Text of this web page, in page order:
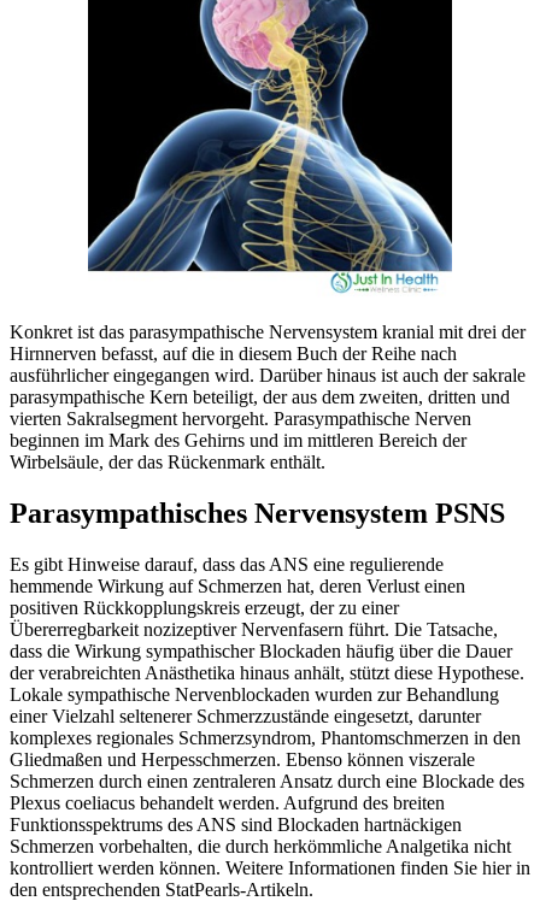
Konkret ist das parasympathische Nervensystem kranial mit drei der
Hirnnerven befasst, auf die in diesem Buch der Reihe nach
ausführlicher eingegangen wird. Darüber hinaus ist auch der sakrale
parasympathische Kern beteiligt, der aus dem zweiten, dritten und
vierten Sakralsegment hervorgeht. Parasympathische Nerven
beginnen im Mark des Gehirns und im mittleren Bereich der
Wirbelsäule, der das Rückenmark enthält.
Parasympathisches Nervensystem PSNS
Es gibt Hinweise darauf, dass das ANS eine regulierende
hemmende Wirkung auf Schmerzen hat, deren Verlust einen
positiven Rückkopplungskreis erzeugt, der zu einer
Übererregbarkeit nozizeptiver Nervenfasern führt. Die Tatsache,
dass die Wirkung sympathischer Blockaden häufig über die Dauer
der verabreichten Anästhetika hinaus anhält, stützt diese Hypothese.
Lokale sympathische Nervenblockaden wurden zur Behandlung
einer Vielzahl seltenerer Schmerzzustände eingesetzt, darunter
komplexes regionales Schmerzsyndrom, Phantomschmerzen in den
Gliedmaßen und Herpesschmerzen. Ebenso können viszerale
Schmerzen durch einen zentraleren Ansatz durch eine Blockade des
Plexus coeliacus behandelt werden. Aufgrund des breiten
Funktionsspektrums des ANS sind Blockaden hartnäckigen
Schmerzen vorbehalten, die durch herkömmliche Analgetika nicht
kontrolliert werden können. Weitere Informationen finden Sie hier in
den entsprechenden StatPearls-Artikeln.